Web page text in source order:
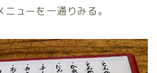
ューを一通りみる。